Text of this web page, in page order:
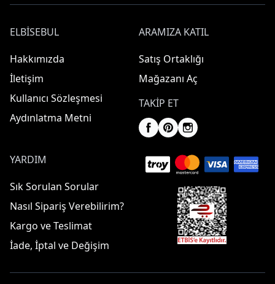
ELBISEBUL
Hakkımızda
İletişim
Kullanıcı Sözleşmesi
Aydınlatma Metni
ARAMIZA KATIL
Satış Ortaklığı
Mağazanı Aç
TAKIP ET
YARDIM
Sık Sorulan Sorular
Nasıl Sipariş Verebilirim?
Kargo ve Teslimat
İade, İptal ve Değişim